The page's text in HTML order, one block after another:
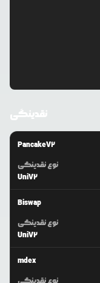
نقدینگی
PancakeV2
نوع نقدینگی
UniV2
Biswap
نوع نقدینگی
UniV2
mdex
نوع نقدینگی